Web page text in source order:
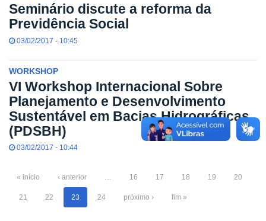
Seminário discute a reforma da
Previdência Social
03/02/2017 - 10:45
WORKSHOP
VI Workshop Internacional Sobre
Planejamento e Desenvolvimento
Sustentável em Bacias Hidrográficas
(PDSBH)
03/02/2017 - 10:44
« início ‹ anterior … 16 17 18 19 20
21 22 23 24 próximo › fim »